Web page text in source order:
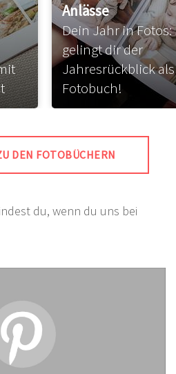
Anlässe
Dein Jahr in Fotos:
gelingt dir der
Jahresrückblick als
Fotobuch!
DEN FOTOBÜCHERN
du, wenn du uns bei